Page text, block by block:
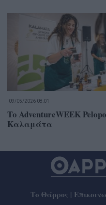
09/05/2026 08:01
Το AdventureWEEK
Καλαμάτα
Το Θάρρος |